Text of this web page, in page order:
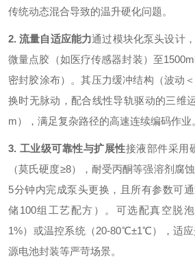
传统动态混合导致的温升硬化问题。
2. 流量自适应能力通过模块化泵头设计
微量点胶（如医疗传感器封装）至
密封胶涂布）。其压力缓冲结构（波动
换时无脉动，配合线性导轨驱动的三维
m），满足复杂路径的高速连续编码作业
3. 工业级可靠性与扩展性接液部件采用
（莫氏硬度≥8），耐受丙酮等强溶剂腐
5分钟内完成泵头更换，且所有参数可
储100组工艺配方）。可选配真空脱
1%）或温控系统（20-80℃±1℃），适
源电池封装等严苛场景。